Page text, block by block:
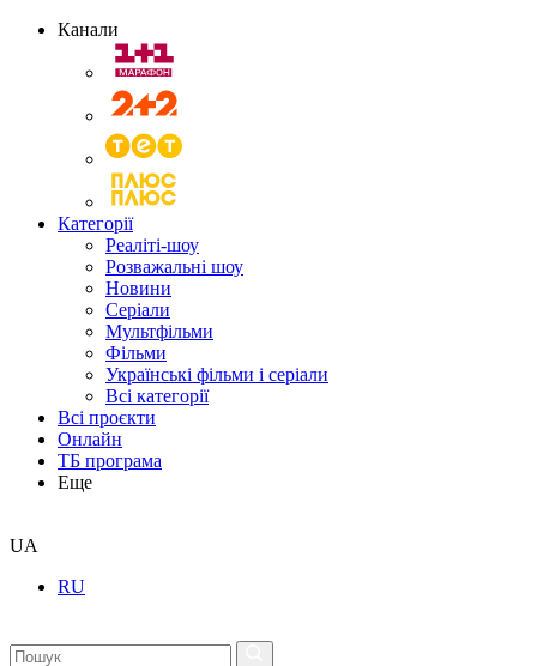
Канали
Категорії
Реаліті-шоу
Розважальні шоу
Новини
Серіали
Мультфільми
Фільми
Українські фільми і серіали
Всі категорії
Всі проєкти
Онлайн
ТБ програма
Еще
UA
RU